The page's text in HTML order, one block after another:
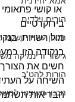
הורים וילדים
תכנון עתידי ושקט
גישור ודינמיקה
הורות להט"ב
תכנון משפטי
או קושי פתאומי
בירוקרטיים
מול רשויות,
בנקודה הזו,
חשים את
השיחה על
הבריאות תשתנה